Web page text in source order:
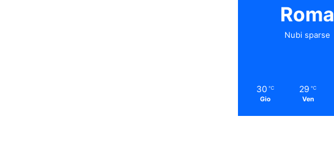
Roma
Nubi sparse
30 ℃
Gio
29 ℃
Ven